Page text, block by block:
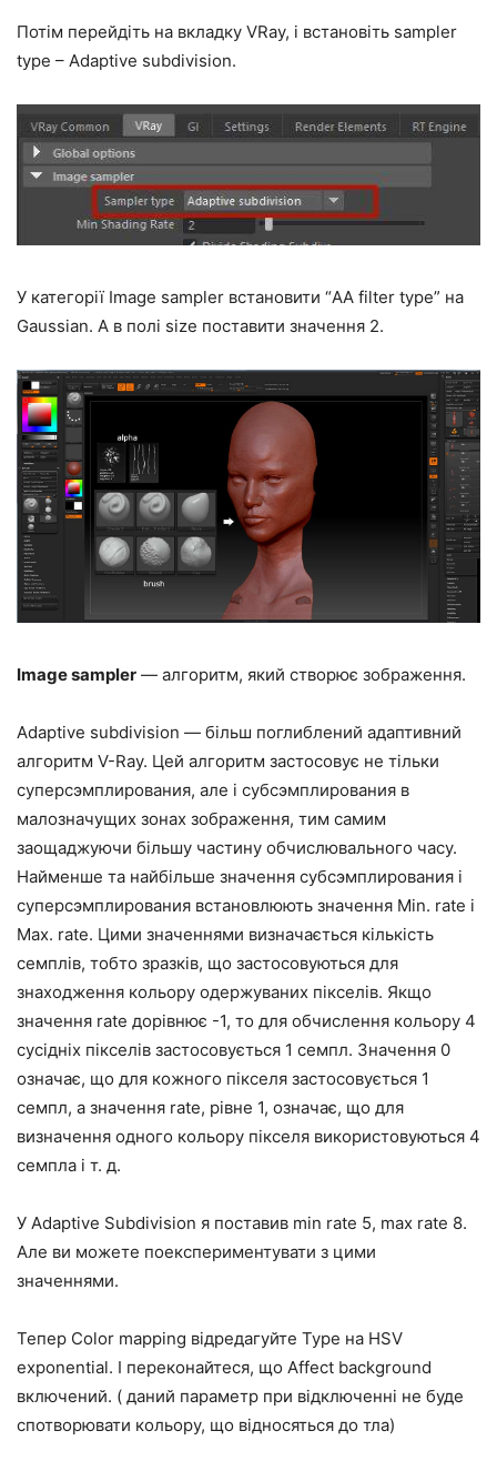
Потім перейдіть на вкладку VRay, і встановіть sampler
type – Adaptive subdivision.
У категорії Image sampler встановити “AA filter type” на
Gaussian. А в полі size поставити значення 2.
Image sampler — алгоритм, який створює зображення.
Adaptive subdivision — більш поглиблений адаптивний
алгоритм V-Ray. Цей алгоритм застосовує не тільки
суперсэмплирования, але і субсэмплирования в
малозначущих зонах зображення, тим самим
заощаджуючи більшу частину обчислювального часу.
Найменше та найбільше значення субсэмплирования і
суперсэмплирования встановлюють значення Min. rate і
Max. rate. Цими значеннями визначається кількість
семплів, тобто зразків, що застосовуються для
знаходження кольору одержуваних пікселів. Якщо
значення rate дорівнює -1, то для обчислення кольору 4
сусідніх пікселів застосовується 1 семпл. Значення 0
означає, що для кожного пікселя застосовується 1
семпл, а значення rate, рівне 1, означає, що для
визначення одного кольору пікселя використовуються 4
семпла і т. д.
У Adaptive Subdivision я поставив min rate 5, max rate 8.
Але ви можете поекспериментувати з цими
значеннями.
Тепер Color mapping відредагуйте Type на HSV
exponential. І переконайтеся, що Affect background
включений. ( даний параметр при відключенні не буде
спотворювати кольору, що відносяться до тла)